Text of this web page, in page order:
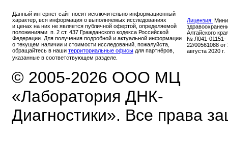
Данный интернет сайт носит исключительно информационный
характер, вся информация о выполняемых исследованиях
и ценах на них не является публичной офертой, определяемой
положениями п. 2 ст. 437 Гражданского кодекса Российской
Федерации. Для получения подробной и актуальной информации
о текущем наличии и стоимости исследований, пожалуйста,
обращайтесь в наши территориальные офисы для партнёров,
указанные в соответствующем разделе.
Лицензия:
Алтайского
№ Л041-01151-
22/00561088 от
августа 2020 г.
© 2005-2026 ООО МЦ
«Лаборатория ДНК-
Диагностики». Все права